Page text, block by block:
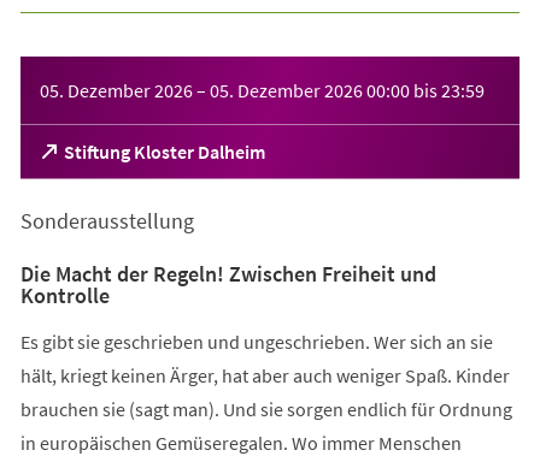
05. Dezember 2026– 05. Dezember 202600:00 bis23:59
Stiftung Kloster Dalheim
(Öffnet
in
neuen
Sonderausstellung
Die Macht der Regeln! Zwischen Freiheit und
Kontrolle
Es gibt sie geschrieben und ungeschrieben. Wer sich an sie
hält, kriegt keinen Ärger, hat aber auch weniger Spaß. Kinder
brauchen sie (sagt man). Und sie sorgen endlich für Ordnung
in europäischen Gemüseregalen. Wo immer Menschen